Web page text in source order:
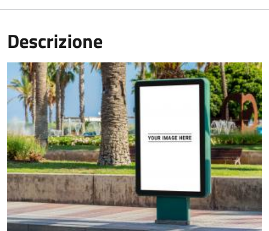
Descrizione